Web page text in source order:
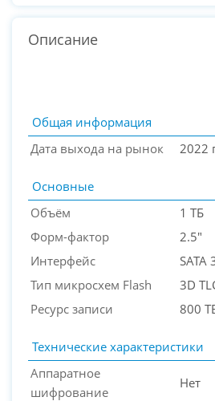
PC-Arena на карте Москвы —
Описание
Общая информация
Дата выхода на рынок
2022
Основные
Объём
1 ТБ
Форм-фактор
2.5"
Интерфейс
SATA
Тип микросхем Flash
3D
Ресурс записи
800
Технические характеристики
Аппаратное
шифрование
Нет